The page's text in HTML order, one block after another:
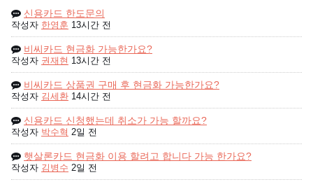
신용카드 한도문의
작성자 한영훈 13시간 전
비씨카드 현금화 가능한가요?
작성자 권재현 13시간 전
비씨카드 상품권 구매 후 현금화 가능한가요?
작성자 김세환 14시간 전
신용카드 신청했는데 취소가 가능 할까요?
작성자 박수혁 2일 전
햇살론카드 현금화 이용 할려고 합니다 가능 한가요?
작성자 김병수 2일 전